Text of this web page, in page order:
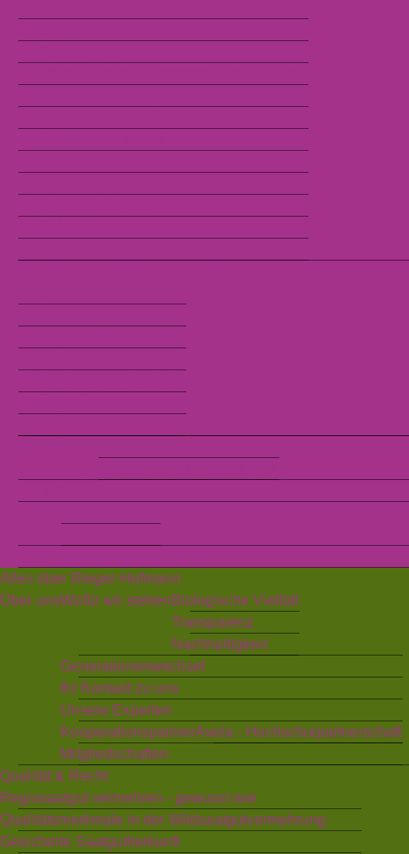
Alles über Rieger-Hofmann
Über unsWofür wir stehen Biologische Vielfalt
Transparenz
Nachhaltigkeit
Generationenwechsel
Ihr Kontakt zu uns
Unsere Experten
KooperationspartnerAvela - Hochschulpartnerschaft
Mitgliedschaften
Qualität & Recht
Regiosaatgut vermehren - gewusst wie
Qualitätsmerkmale in der Wildsaatgutvermehrung
Gesicherte Saatgutherkunft